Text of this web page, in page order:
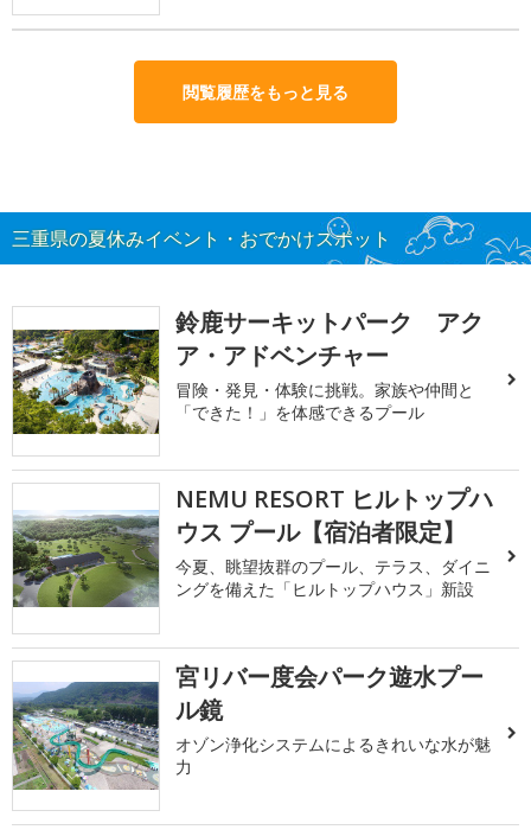
閲覧履歴をもっと見る
三重県の夏休みイベント・おでかけスポット
鈴鹿サーキットパーク アク
ア・アドベンチャー
冒険・発見・体験に挑戦。家族や仲間と
「できた！」を体感できるプール
NEMU RESORT ヒルトップハ
ウス プール【宿泊者限定】
今夏、眺望抜群のプール、テラス、ダイニ
ングを備えた「ヒルトップハウス」新設
宮リバー度会パーク遊水プー
ル鏡
オゾン浄化システムによるきれいな水が魅
力